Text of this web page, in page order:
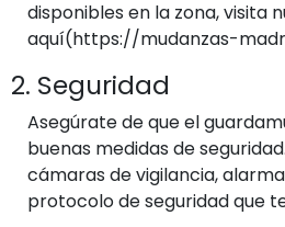
disponibles en la zona, visita
aquí(https://mudanzas-
2. Seguridad
Asegúrate de que el
buenas medidas de
cámaras de vigilancia,
protocolo de seguridad que